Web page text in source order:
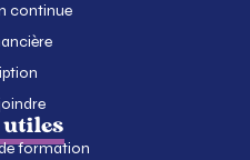
continue
formation